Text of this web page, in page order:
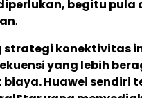
begitu pula
.
strategi konektivitas
yang lebih
Huawei sendiri